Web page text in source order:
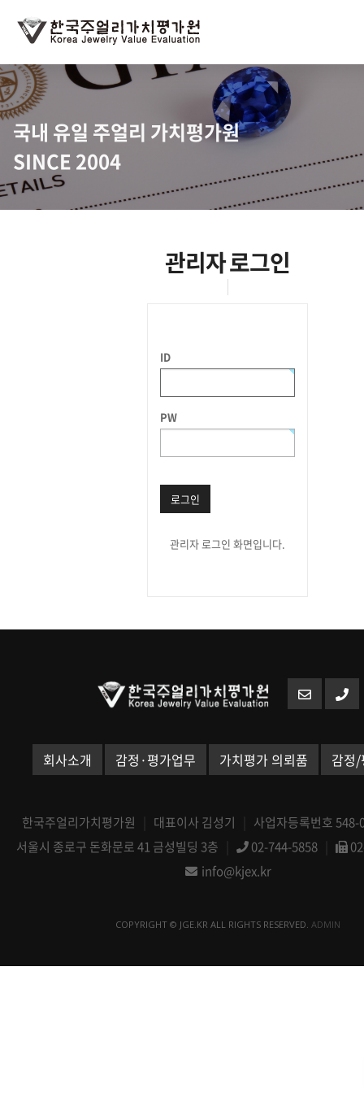
국내 유일 주얼리 가치평가원
SINCE 2004
관리자 로그인
ID
PW
로그인
관리자 로그인 화면입니다.
회사소개 감정·평가업무 가치평가 의뢰품 감정/
한국주얼리가치평가원 대표이사 김성기
사업자등록번호
서울시 종로구 돈화문로 41 금성빌딩 3층
02-744-5858
info@kjex.kr
COPYRIGHT © JGE.KR ALL RIGHTS RESERVED. ADMIN